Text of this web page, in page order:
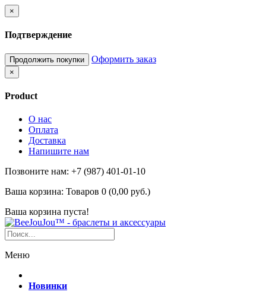
×
Подтверждение
Продолжить покупки Оформить заказ
×
Product
О нас
Оплата
Доставка
Напишите нам
Позвоните нам: +7 (987) 401-01-10
Ваша корзина: Товаров 0 (0,00 руб.)
Ваша корзина пуста!
Меню
Новинки